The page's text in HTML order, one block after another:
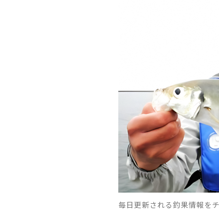
毎日更新される釣果情報を